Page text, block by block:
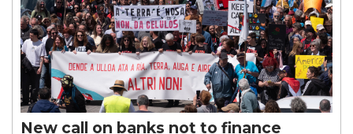
New call on banks not to finance